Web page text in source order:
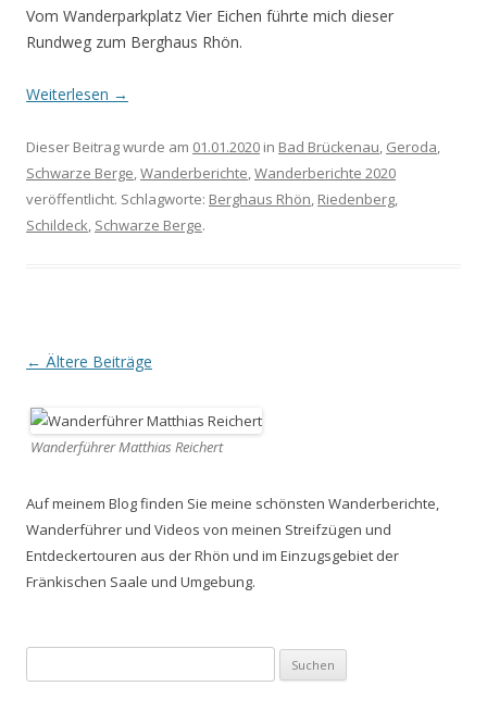
Vom Wanderparkplatz Vier Eichen führte mich dieser
Rundweg zum Berghaus Rhön.
Weiterlesen →
Dieser Beitrag wurde am 01.01.2020 in Bad Brückenau, Geroda,
Schwarze Berge,Wanderberichte,Wanderberichte 2020
veröffentlicht. Schlagworte: Berghaus Rhön, Riedenberg,
Schildeck, Schwarze Berge.
Beitrags-
← Ältere Beiträge
Wanderführer Matthias Reichert
Auf meinem Blog finden Sie meine schönsten Wanderberichte,
Wanderführer und Videos von meinen Streifzügen und
Entdeckertouren aus der Rhön und im Einzugsgebiet der
Fränkischen Saale und Umgebung.
nach: